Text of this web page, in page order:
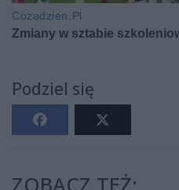
Podziel się